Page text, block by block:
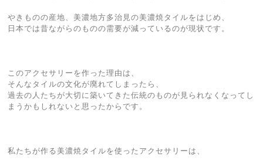
やきものの産地、美濃地方多治見の美濃焼タイルをはじめ、
日本では昔ながらのものの需要が減っているのが現状です。
このアクセサリーを作った理由は、
そんなタイルの文化が廃れてしまったら、
過去の人たちが大切に築いてきた伝統のものが見られなくなってし
まうかもしれないと思ったからです。
私たちが作る美濃焼タイルを使ったアクセサリーは、